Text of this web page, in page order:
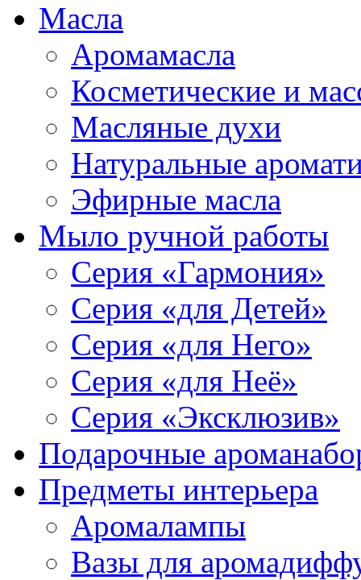
Масла
Аромамасла
Косметические и
Масляные духи
Натуральные
Эфирные масла
Мыло ручной работы
Серия «Гармония»
Серия «для Детей»
Серия «для Него»
Серия «для Неё»
Серия «Эксклюзив»
Подарочные
Предметы интерьера
Аромалампы
Вазы для